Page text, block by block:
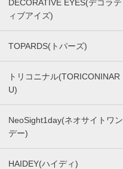
DECORATIVE EYES(デコラテ
ィブアイズ)
TOPARDS(トパーズ)
トリコニナル(TORICONINAR
U)
NeoSight1day(ネオサイトワン
デー)
HAIDEY(ハイディ)